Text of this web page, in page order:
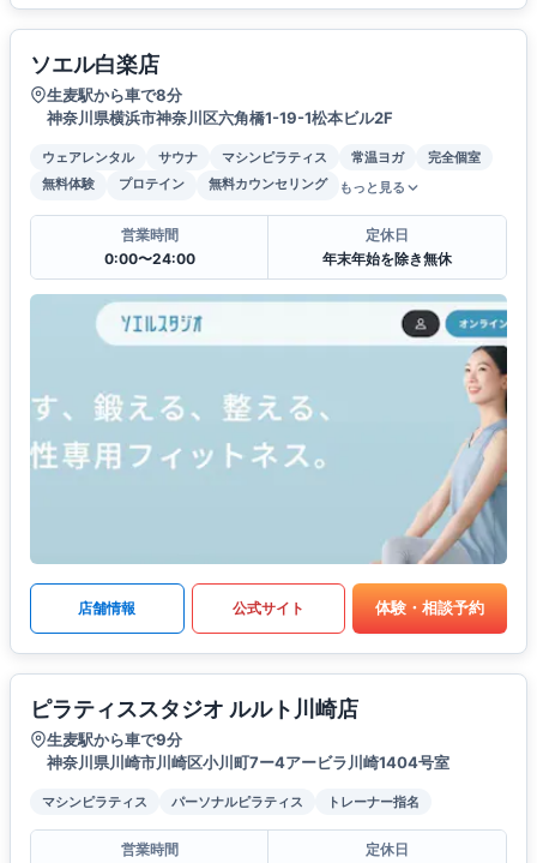
ソエル白楽店
生麦駅から車で8分
神奈川県横浜市神奈川区六角橋1-19-1松本ビル2F
ウェアレンタル サウナ マシンピラティス 常温ヨガ
完全個室
無料体験
プロテイン 無料カウンセリング もっと見る
営業時間
0:00〜24:00
定休日
年末年始を除き無休
店舗情報 公式サイト 体験・相談予約
ピラティススタジオ ルルト川崎店
生麦駅から車で9分
神奈川県川崎市川崎区小川町7ー4アービラ川崎1404号室
マシンピラティス パーソナルピラティス トレーナー指名
営業時間
定休日